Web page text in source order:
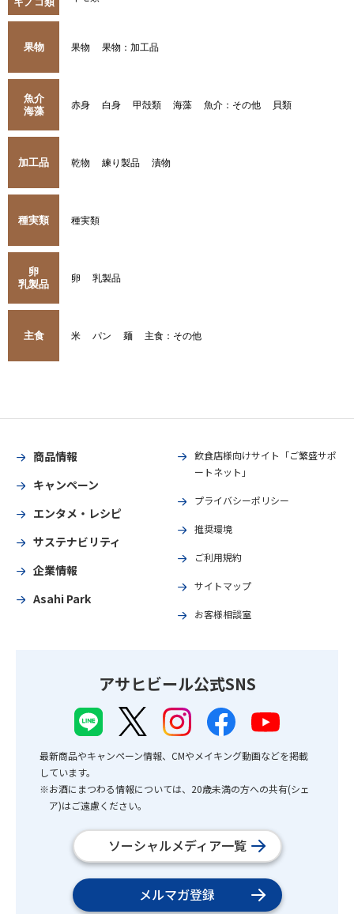
果物 果物 果物：加工品
魚介
海藻
赤身 白身 甲殻類 海藻 魚介：その他 貝類
加工品 乾物 練り製品 漬物
種実類 種実類
卵
乳製品
卵 乳製品
主食 米 パン 麺 主食：その他
商品情報
キャンペーン
エンタメ・レシピ
サステナビリティ
企業情報
Asahi Park
飲食店様向けサイト「ご繁盛サポ
ートネット」
プライバシーポリシー
推奨環境
ご利用規約
サイトマップ
お客様相談室
アサヒビール公式SNS
最新商品やキャンペーン情報、CMやメイキング動画などを掲載
しています。
※お酒にまつわる情報については、20歳未満の方への共有(シェ
ア)はご遠慮ください。
ソーシャルメディア一覧
メルマガ登録